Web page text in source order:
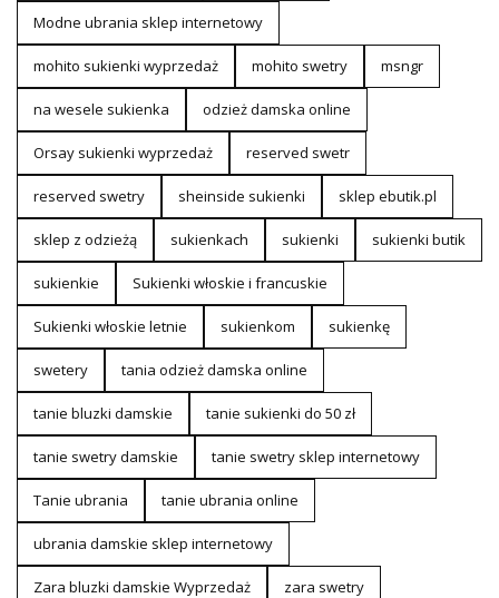
Modne ubrania sklep internetowy
mohito sukienki wyprzedaż mohito swetry msngr
na wesele sukienka odzież damska online
Orsay sukienki wyprzedaż reserved swetr
reserved swetry sheinside sukienki sklep ebutik.pl
sklep z odzieżą sukienkach sukienki sukienki butik
sukienkie Sukienki włoskie i francuskie
Sukienki włoskie letnie sukienkom sukienkę
swetery tania odzież damska online
tanie bluzki damskie tanie sukienki do 50 zł
tanie swetry damskie tanie swetry sklep internetowy
Tanie ubrania tanie ubrania online
ubrania damskie sklep internetowy
Zara bluzki damskie Wyprzedaż zara swetry